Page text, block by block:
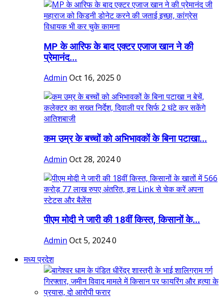
MP के आरिफ के बाद एक्टर एजाज खान ने की
प्रेमानंद...
Admin Oct 16, 2025 0
कम उम्र के बच्चों को अभिभावकों के बिना पटाखा...
Admin Oct 28, 20240
पीएम मोदी ने जारी की 18वीं किस्त, किसानों के...
Admin Oct 5, 20240
मध्य प्रदेश